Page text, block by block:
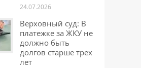
24.07.2026
Верховный суд: В
платежке за ЖКУ не
должно быть
долгов старше трех
лет